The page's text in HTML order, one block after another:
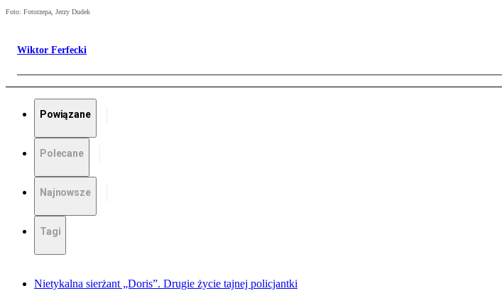
Foto: Fotorzepa, Jerzy Dudek
Wiktor Ferfecki
Powiązane
Polecane
Najnowsze
Tagi
Nietykalna sierżant „Doris”. Drugie życie tajnej policjantki